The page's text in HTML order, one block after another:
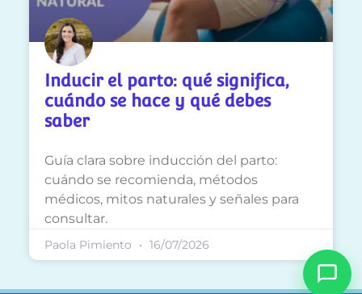
Inducir el parto: qué significa,
cuándo se hace y qué debes
saber
Guía clara sobre inducción del parto:
cuándo se recomienda, métodos
médicos, mitos naturales y señales para
consultar.
Paola Pimiento 16/07/2026